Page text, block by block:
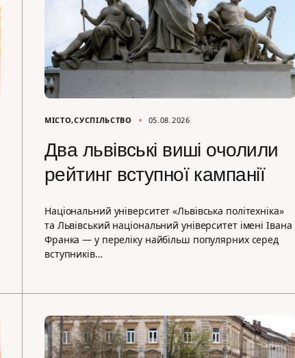
МІСТО СУСПІЛЬСТВО 05.08.2026
Два львівські виші очолили
рейтинг вступної кампанії
Національний університет «Львівська політехніка»
та Львівський національний університет імені Івана
Франка — у переліку найбільш популярних серед
вступників…